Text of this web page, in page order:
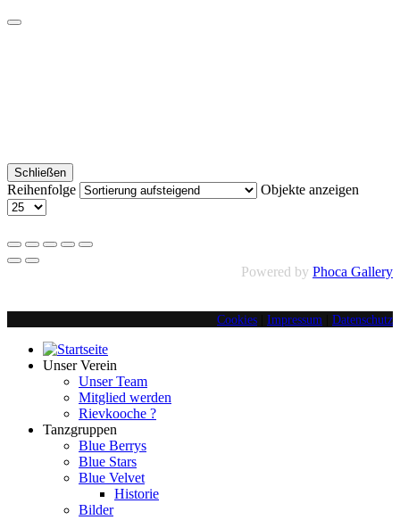
Schließen
Reihenfolge Objekte anzeigen
Powered by Phoca Gallery
Cookies Impressum Datenschutz
Unser Verein
Unser Team
Mitglied werden
Rievkooche ?
Tanzgruppen
Blue Berrys
Blue Stars
Blue Velvet
Historie
Bilder